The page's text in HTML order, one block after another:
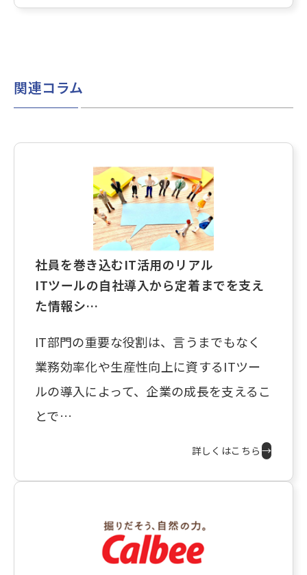
関連コラム
社員を巻き込むIT活用のリアル
ITツールの自社導入から定着までを支え
た情報シ…
IT部門の重要な役割は、言うまでもなく
業務効率化や生産性向上に資するITツー
ルの導入によって、企業の成長を支えるこ
とで…
詳しくはこちら →